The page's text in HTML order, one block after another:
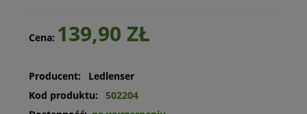
Cena: 139,90 ZŁ
Producent:
Ledlenser
Kod produktu:
502204